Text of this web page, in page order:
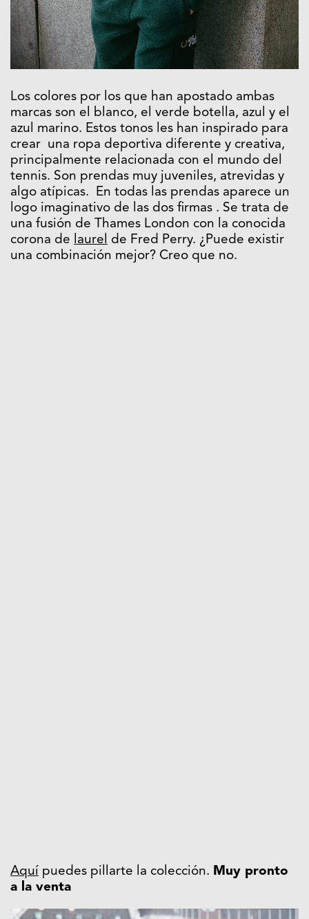
Los colores por los que han apostado ambas
marcas son el blanco, el verde botella, azul y el
azul marino. Estos tonos les han inspirado para
crear una ropa deportiva diferente y creativa,
principalmente relacionada con el mundo del
tennis. Son prendas muy juveniles, atrevidas y
algo atípicas. En todas las prendas aparece un
logo imaginativo de las dos firmas . Se trata de
una fusión de Thames London con la conocida
corona de laurel de Fred Perry. ¿Puede existir
una combinación mejor? Creo que no.
Aquí puedes pillarte la colección. Muy pronto
a la venta